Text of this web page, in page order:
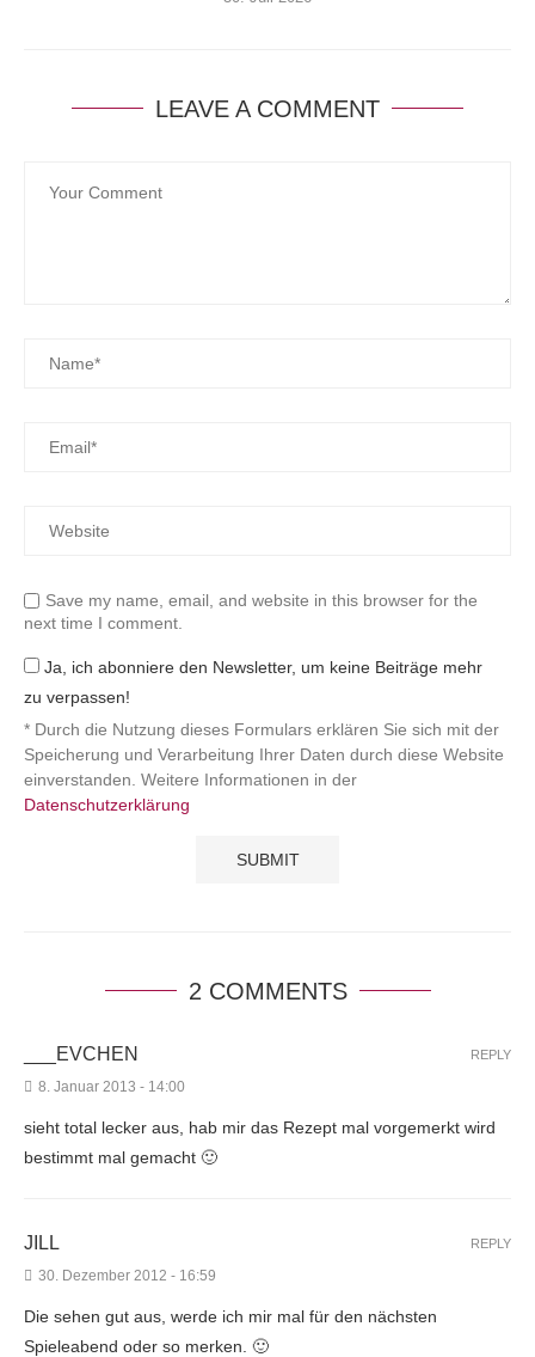
LEAVE A COMMENT
Save my name, email, and website in this browser for the
next time I comment.
Ja, ich abonniere den Newsletter, um keine Beiträge mehr
zu verpassen!
* Durch die Nutzung dieses Formulars erklären Sie sich mit der
Speicherung und Verarbeitung Ihrer Daten durch diese Website
einverstanden. Weitere Informationen in der
Datenschutzerklärung
2 COMMENTS
___EVCHEN
8. Januar 2013 - 14:00
sieht total lecker aus, hab mir das Rezept mal vorgemerkt wird
bestimmt mal gemacht 🙂
REPLY
JILL
30. Dezember 2012 - 16:59
Die sehen gut aus, werde ich mir mal für den nächsten
Spieleabend oder so merken. 🙂
REPLY